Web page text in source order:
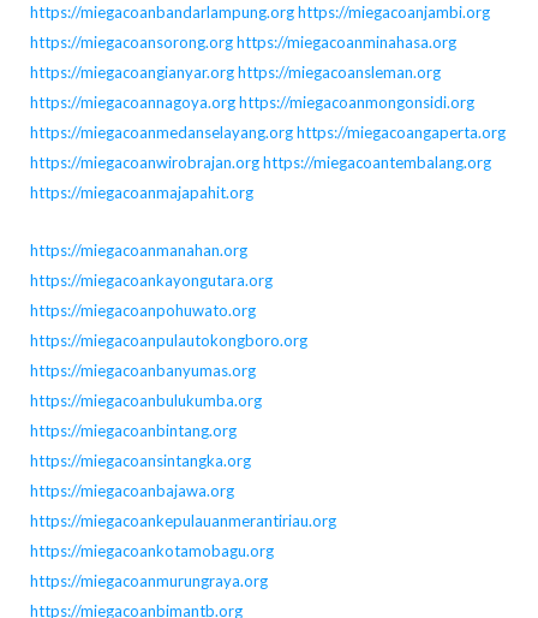
https://miegacoanbandarlampung.orghttps://miegacoanjambi.org
https://miegacoansorong.orghttps://miegacoanminahasa.org
https://miegacoangianyar.orghttps://miegacoansleman.org
https://miegacoannagoya.orghttps://miegacoanmongonsidi.org
https://miegacoanmedanselayang.orghttps://miegacoangaperta.org
https://miegacoanwirobrajan.orghttps://miegacoantembalang.org
https://miegacoanmajapahit.org
https://miegacoanmanahan.org
https://miegacoankayongutara.org
https://miegacoanpohuwato.org
https://miegacoanpulautokongboro.org
https://miegacoanbanyumas.org
https://miegacoanbulukumba.org
https://miegacoanbintang.org
https://miegacoansintangka.org
https://miegacoanbajawa.org
https://miegacoankepulauanmerantiriau.org
https://miegacoankotamobagu.org
https://miegacoanmurungraya.org
https://miegacoanbimantb.org